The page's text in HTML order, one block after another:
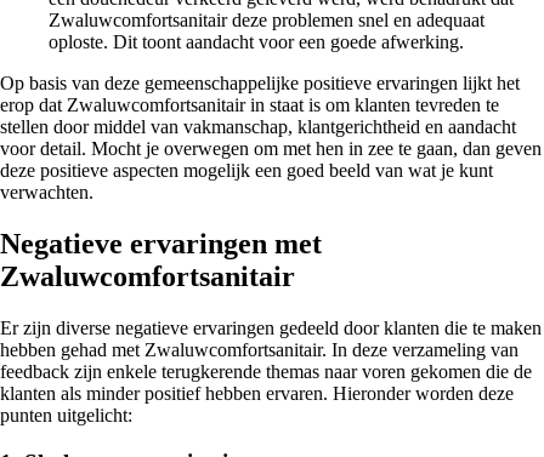
Zwaluwcomfortsanitair deze problemen snel en adequaat
oploste. Dit toont aandacht voor een goede afwerking.
Op basis van deze gemeenschappelijke positieve ervaringen lijkt het
erop dat Zwaluwcomfortsanitair in staat is om klanten tevreden te
stellen door middel van vakmanschap, klantgerichtheid en aandacht
voor detail. Mocht je overwegen om met hen in zee te gaan, dan geven
deze positieve aspecten mogelijk een goed beeld van wat je kunt
verwachten.
Negatieve ervaringen met
Zwaluwcomfortsanitair
Er zijn diverse negatieve ervaringen gedeeld door klanten die te maken
hebben gehad met Zwaluwcomfortsanitair. In deze verzameling van
feedback zijn enkele terugkerende themas naar voren gekomen die de
klanten als minder positief hebben ervaren. Hieronder worden deze
punten uitgelicht: